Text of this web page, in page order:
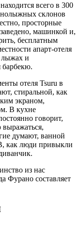
всего в 300
склонов
просторные
машинкой и,
бесплатным
апарт-отеля
лыжах и
барбекю.
отеля Tsuru в
стиральной, как
экраном,
В кухне
говорит,
выражаться,
думают, ванной
как люди привыкли
из нас
Фурано составляет